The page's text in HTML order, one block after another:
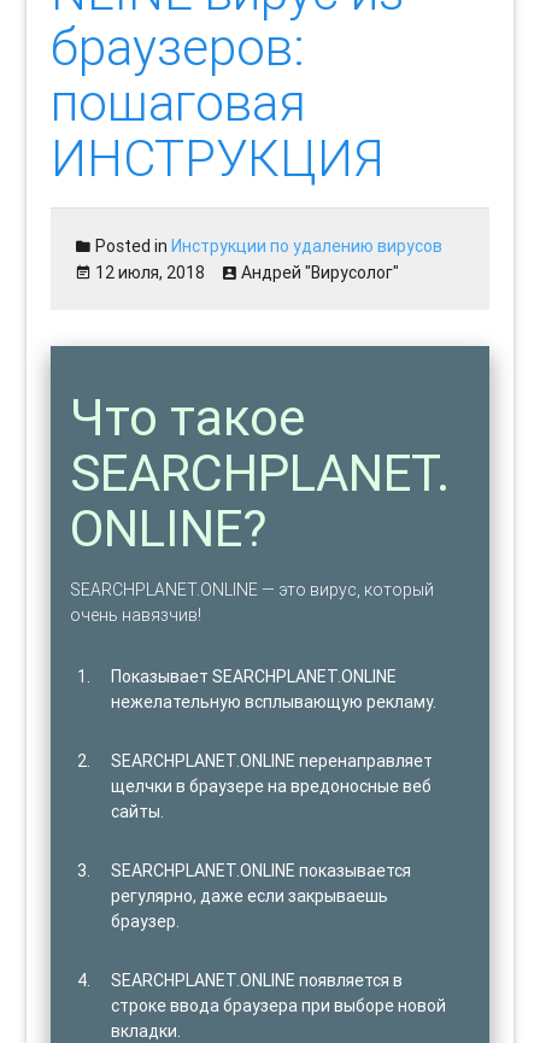
браузеров:
пошаговая
ИНСТРУКЦИЯ
Posted inИнструкции по удалению вирусов
12 июля, 2018
Андрей "Вирусолог"
Что такое
SEARCHPLANET.
ONLINE?
SEARCHPLANET.ONLINE — это вирус, который
очень навязчив!
Показывает SEARCHPLANET.ONLINE
нежелательную всплывающую рекламу.
SEARCHPLANET.ONLINE перенаправляет
щелчки в браузере на вредоносные веб
сайты.
SEARCHPLANET.ONLINE показывается
регулярно, даже если закрываешь
браузер.
SEARCHPLANET.ONLINE появляется в
строке ввода браузера при выборе новой
вкладки.